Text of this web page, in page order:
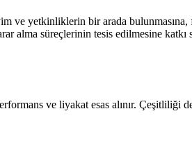
yetkinliklerin bir arada bulunmasına,
alma süreçlerinin tesis edilmesine katkı
ve liyakat esas alınır. Çeşitliliği